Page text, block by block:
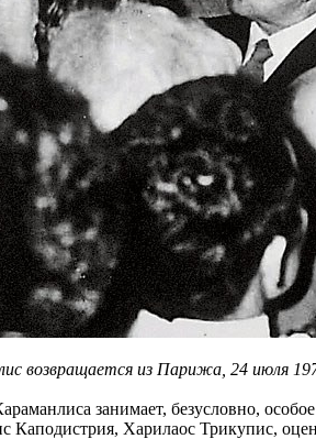
возвращается из Парижа, 24 июля
занимает, безусловно,
Каподистрия, Харилаос Трикупис,